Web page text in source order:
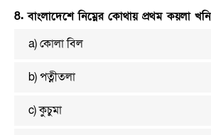
8. বাংলাদেশে নিম্নের কোথায় প্রথম কয়লা
a) কোলা বিল
b) পত্নীতলা
c) কুচুমা